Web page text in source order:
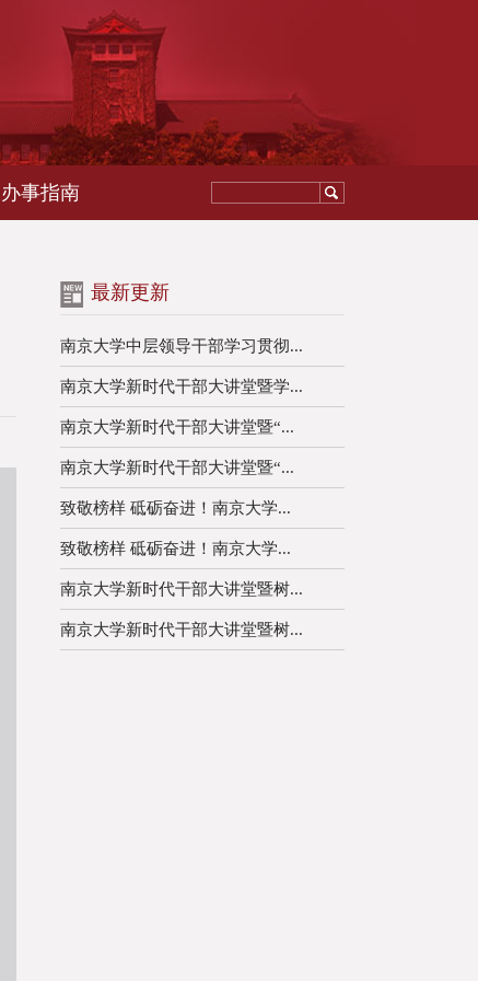
办事指南
最新更新
南京大学中层领导干部学习贯彻...
南京大学新时代干部大讲堂暨学...
南京大学新时代干部大讲堂暨“...
南京大学新时代干部大讲堂暨“...
致敬榜样 砥砺奋进！南京大学...
致敬榜样 砥砺奋进！南京大学...
南京大学新时代干部大讲堂暨树...
南京大学新时代干部大讲堂暨树...